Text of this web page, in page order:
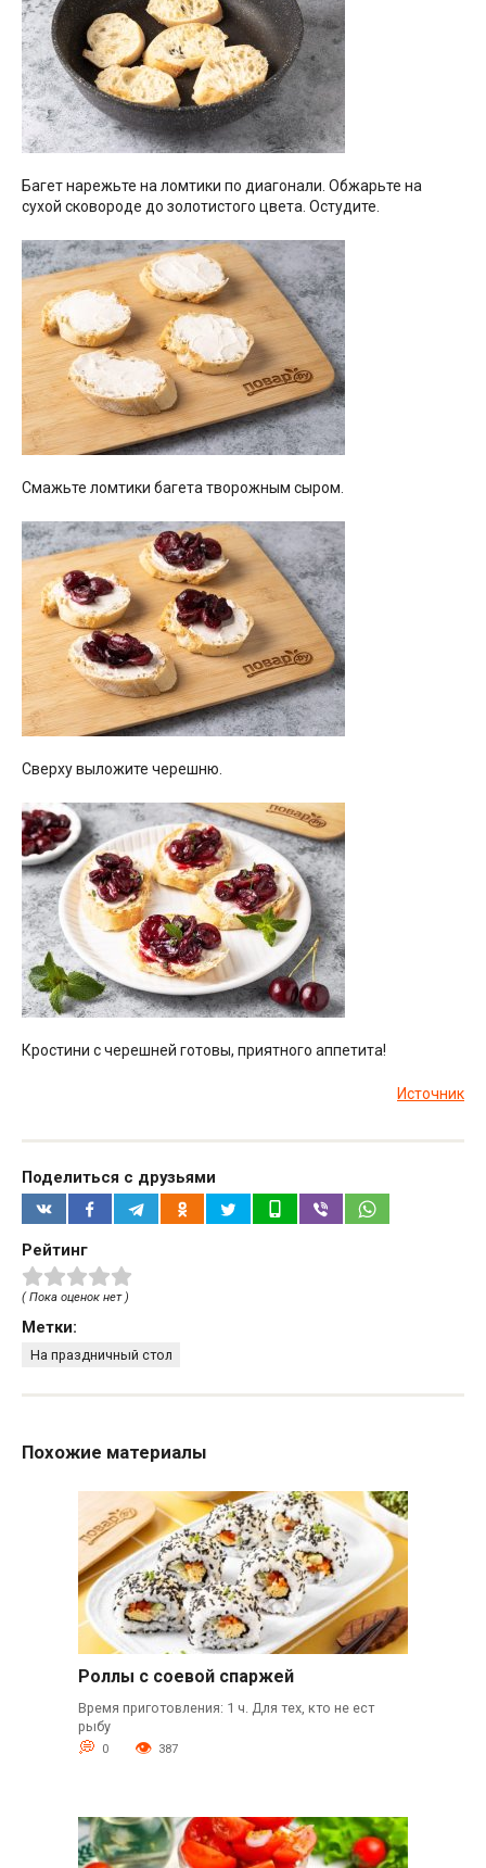
Багет нарежьте на ломтики по диагонали. Обжарьте на
сухой сковороде до золотистого цвета. Остудите.
Смажьте ломтики багета творожным сыром.
Сверху выложите черешню.
Кростини с черешней готовы, приятного аппетита!
Источник
Поделиться с друзьями
Рейтинг
( Пока оценок нет )
Метки:
На праздничный стол
Похожие материалы
Роллы с соевой спаржей
Время приготовления: 1 ч. Для тех, кто не ест
рыбу
0 387